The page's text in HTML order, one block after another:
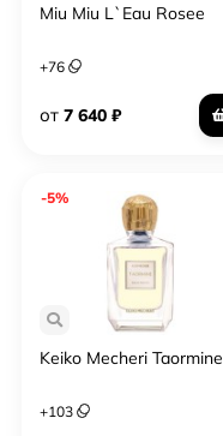
Miu Miu L`Eau Rosee
+76
от 7 640 ₽
-5%
Keiko Mecheri Taormine
+103